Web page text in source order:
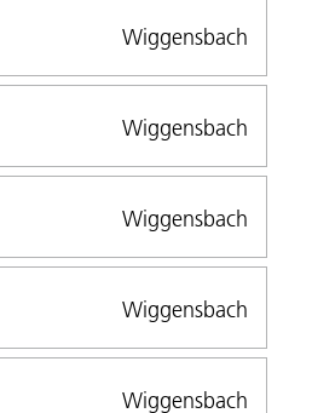
Wiggensbach
Wiggensbach
Wiggensbach
Wiggensbach
Wiggensbach